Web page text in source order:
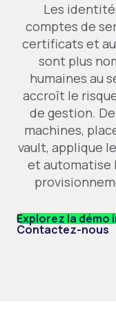
Les
comptes de
certificats et
sont plus
humaines au
accroît le
de gestion.
machines,
vault, applique
et automatise
Explorez la démo
Contactez-nous